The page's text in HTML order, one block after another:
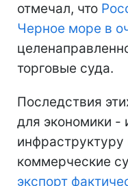
отмечал, что
Черное море в
торговые суда.
Последствия
для экономики -
коммерческие
экспорт